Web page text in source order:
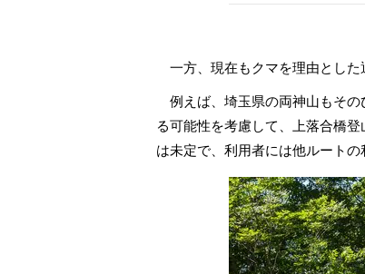
一方、現在もクマを理由とした
例えば、埼玉県の両神山もその
る可能性を考慮して、上落合橋
は未定で、利用者には他ルートの